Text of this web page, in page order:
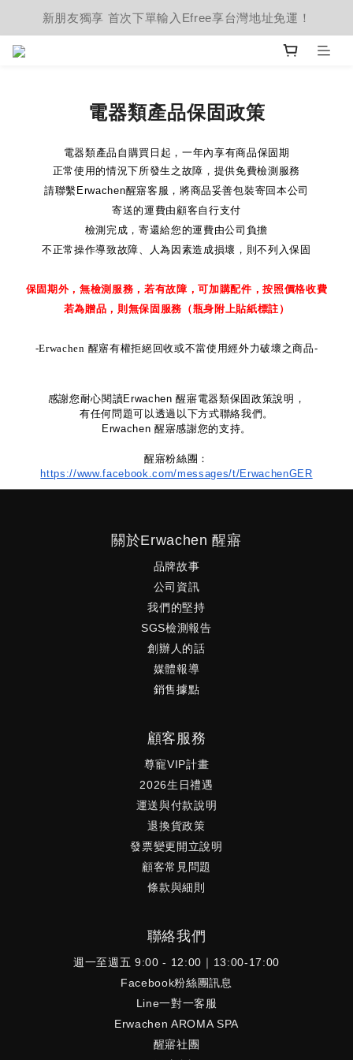
新朋友獨享 首次下單輸入Efree享台灣地址免運！
電器類產品保固政策
電器類產品自購買日起，一年內享有商品保固期
正常使用的情況下所發生之故障，提供免費檢測服務
請聯繫 Erwachen醒寤客服，將商品妥善包裝寄回本公司
寄送的運費由顧客自行支付
檢測完成，寄還給您的運費由公司負擔
不正常操作導致故障、人為因素造成損壞，則不列入保固
保固期外，無檢測服務 ，若有故障，可加購配件，按照價格收費
若為贈品，則無保固服務（瓶身附上貼紙標註）
-Erwachen 醒寤有權拒絕回收或不當使用經外力破壞之商品-
感謝您耐心閱讀Erwachen 醒寤電器類保固政策說明，
有任何問題可以透過以下方式聯絡我們。
Erwachen 醒寤感謝您的支持。
醒寤粉絲團 ：
https://www.facebook.com/messages/t/ErwachenGER
關於Erwachen 醒寤
品牌故事
公司資訊
我們的堅持
SGS檢測報告
創辦人的話
媒體報導
銷售據點
顧客服務
尊寵VIP計畫
2026生日禮遇
運送與付款說明
退換貨政策
發票變更開立說明
顧客常見問題
條款與細則
聯絡我們
週一至週五 9:00 - 12:00｜13:00-17:00
Facebook粉絲團訊息
Line一對一客服
Erwachen AROMA SPA
醒寤社團